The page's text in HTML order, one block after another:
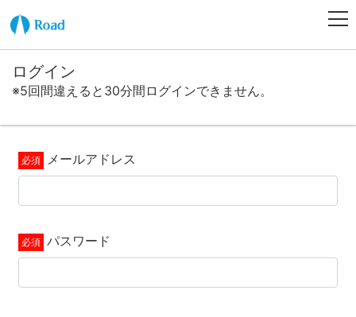
ログイン
※5回間違えると30分間ログインできません。
メールアドレス
パスワード